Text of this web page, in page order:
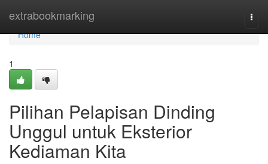
extrabookmarking
Home
Home
1
Pilihan Pelapisan Dinding
Unggul untuk Eksterior
Kediaman Kita